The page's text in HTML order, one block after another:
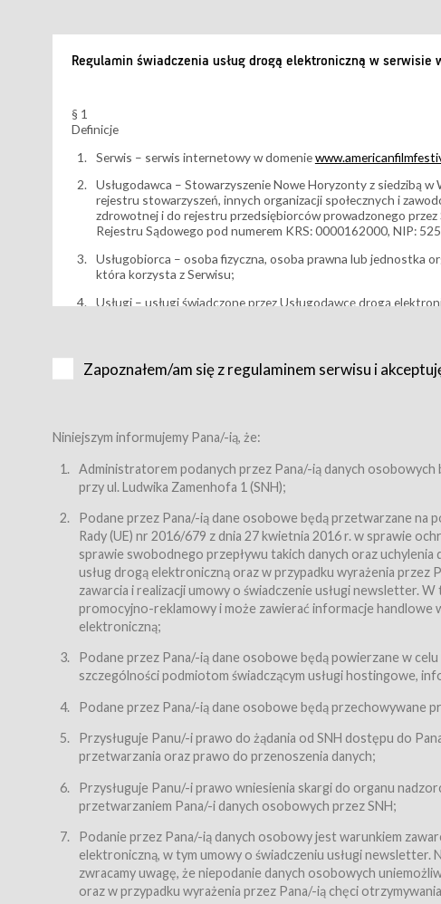
Regulamin świadczenia usług drogą elektroniczną w
§ 1
Definicje
Serwis – serwis internetowy w domenie
Usługodawca – Stowarzyszenie Nowe Horyzonty z siedzibą
rejestru stowarzyszeń, innych organizacji społecznych i
zdrowotnej i do rejestru przedsiębiorców prowadzonego
Rejestru Sądowego pod numerem KRS: 0000162000, NIP:
Usługobiorca – osoba fizyczna, osoba prawna lub jednostka
która korzysta z Serwisu;
Usługi – usługi świadczone przez Usługodawcę drogą
Karnety – wybrane dokumenty potwierdzające zawarcie
Bilety – wybrane dokumenty potwierdzające zawarcie umowy z
przewidziane przez Usługodawcę dla danego Wydarzenia, tj.
filmowych, wydarzeniach specjalnych i koncertach;
Sklep – sklep internetowy prowadzony przez Usługodawcę w
Regulamin – niniejszy regulamin.
§ 2
Postanowienia ogólne
Regulamin określa zasady:
świadczenia Usługobiorcom Usług przez Usługodawcę,
zasady świadczenia precyzują odrębne regulaminy,
przetwarzania przez Usługodawcę danych osobowych
Usługodawca świadczy w szczególności następujące
dnia 18 lipca 2002 r. o świadczeniu usług drogą elektroniczną
nieodpłatnie.
usługę przeglądania i odczytywania przez Usługobiorców
usługę newsletter,
usługę zawierania na odległość umów nabycia Karnetów i
usługę zawierania na odległość umów sprzedaży w Sklepie.
Usługodawca świadczy Usługi drogą elektroniczną w
(Dz.U. z 2002 r., Nr 144, poz. 1204, z późń. zm.). Usługi
Zapoznałem/am się z regulaminem serwisu i
Niniejszym informujemy Pana/-ią, że:
Administratorem podanych przez Pana/-ią danych
przy ul. Ludwika Zamenhofa 1 (SNH);
Podane przez Pana/-ią dane osobowe będą przetwarzane na
Rady (UE) nr 2016/679 z dnia 27 kwietnia 2016 r. w sprawie
sprawie swobodnego przepływu takich danych oraz
usług drogą elektroniczną oraz w przypadku wyrażenia przez
zawarcia i realizacji umowy o świadczenie usługi newsletter.
promocyjno-reklamowy i może zawierać informacje handlowe
elektroniczną;
Podane przez Pana/-ią dane osobowe będą powierzane w
szczególności podmiotom świadczącym usługi hostingowe,
Podane przez Pana/-ią dane osobowe będą przechowywane
Przysługuje Panu/-i prawo do żądania od SNH dostępu do
przetwarzania oraz prawo do przenoszenia danych;
Przysługuje Panu/-i prawo wniesienia skargi do organu
przetwarzaniem Pana/-i danych osobowych przez SNH;
Podanie przez Pana/-ią danych osobowy jest warunkiem
elektroniczną, w tym umowy o świadczeniu usługi newsletter.
zwracamy uwagę, że niepodanie danych osobowych
oraz w przypadku wyrażenia przez Pana/-ią chęci